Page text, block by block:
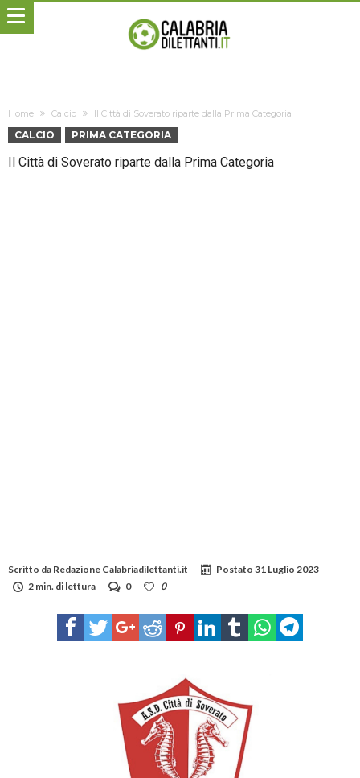
Home Calcio Il Città di Soverato riparte dalla Prima Categoria
CALCIO PRIMA CATEGORIA
Il Città di Soverato riparte dalla Prima Categoria
Scritto da Redazione Calabriadilettanti.it Postato 31 Luglio 2023
2 min. di lettura
0 0